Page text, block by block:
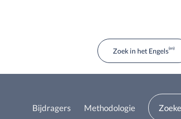
Zoek in het Engels
Bijdragers Methodologie